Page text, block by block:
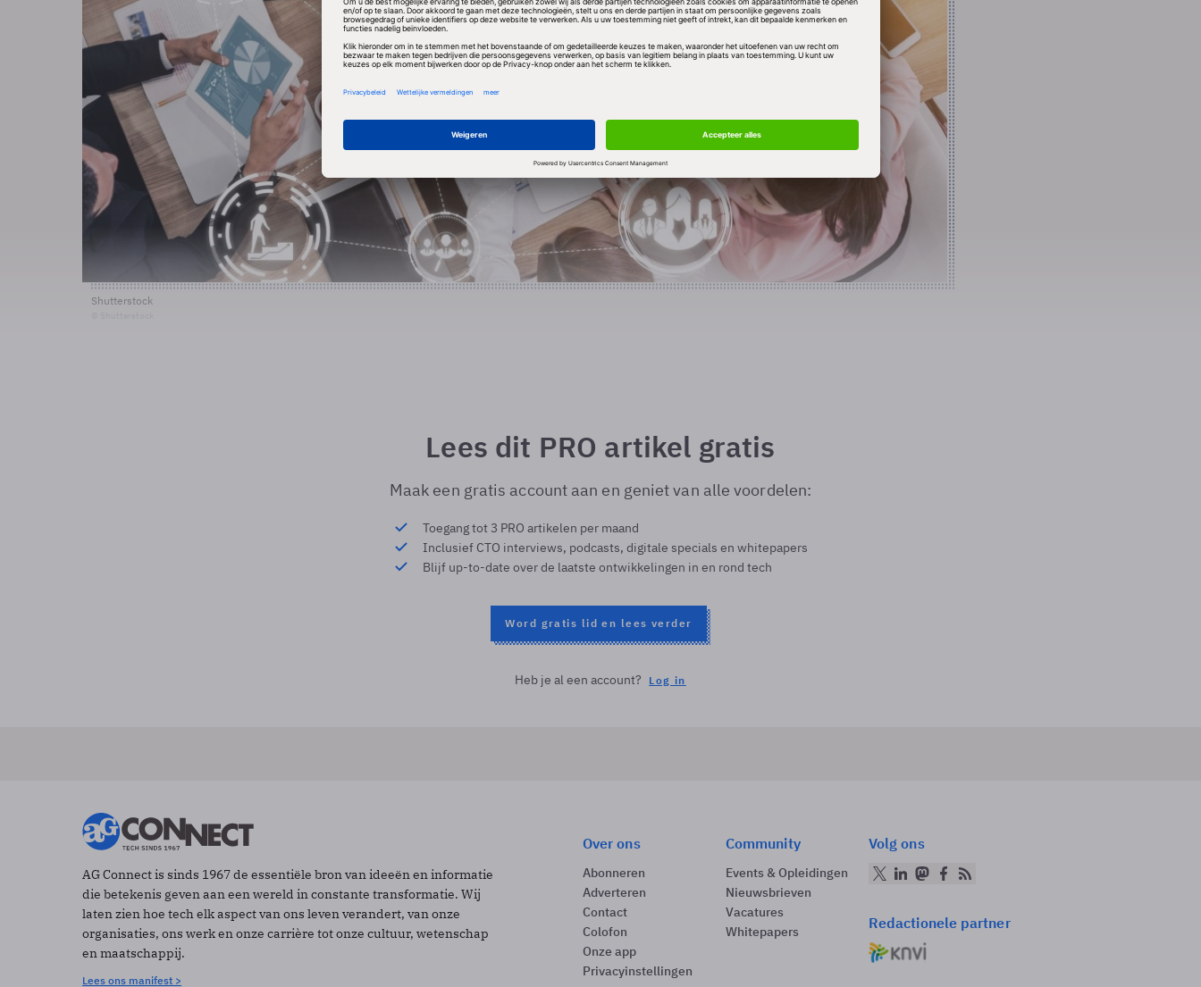
Shutterstock
Lees dit PRO artikel gratis
Maak een gratis account aan en geniet van alle voordelen:
Toegang tot 3 PRO artikelen per maand
Inclusief CTO interviews, podcasts, digitale specials en whitepapers
Blijf up-to-date over de laatste ontwikkelingen in en rond tech
Word gratis lid en lees verder
Heb je al een account? Log in
AG Connect is sinds 1967 de essentiële bron van ideeën en informatie
die betekenis geven aan een wereld in constante transformatie. Wij
laten zien hoe tech elk aspect van ons leven verandert, van onze
organisaties, ons werk en onze carrière tot onze cultuur, wetenschap
en maatschappij.
Lees ons manifest >
Over ons
Abonneren
Adverteren
Contact
Colofon
Onze app
Privacyinstellingen
Community
Events & Opleidingen
Nieuwsbrieven
Vacatures
Whitepapers
Volg ons
Redactionele partner